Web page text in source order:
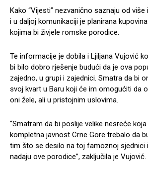
Kako “Vijesti” nezvanično saznaju od
i u daljoj komunikaciji je planirana
kojima bi živjele romske porodice.
Te informacije je dobila i Ljiljana Vujović
bi bilo dobro rješenje budući da je ova
zajedno, u grupi i zajednici. Smatra da bi
svoj kvart u Baru koji će im omogućiti da
oni žele, ali u pristojnim uslovima.
“Smatram da bi poslije velike nesreće
kompletna javnost Crne Gore trebalo da
tim što se desilo na toj famoznoj sjednici
nadaju ove porodice”, zaključila je Vujović.